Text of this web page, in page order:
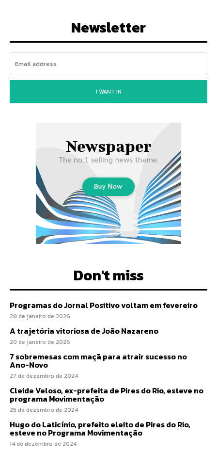
Newsletter
I WANT IN
Don't miss
Programas do Jornal Positivo voltam em fevereiro
28 de janeiro de 2026
A trajetória vitoriosa de João Nazareno
20 de janeiro de 2026
7 sobremesas com maçã para atrair sucesso no
Ano-Novo
27 de dezembro de 2024
Cleide Veloso, ex-prefeita de Pires do Rio, esteve no
programa Movimentação
25 de dezembro de 2024
Hugo do Laticínio, prefeito eleito de Pires do Rio,
esteve no Programa Movimentação
14 de dezembro de 2024